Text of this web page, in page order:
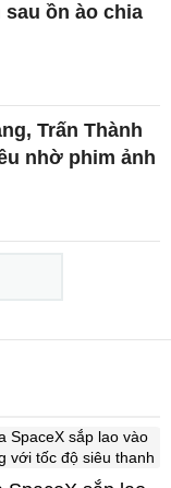
ồn ào chia
Trấn Thành
nhờ phim ảnh